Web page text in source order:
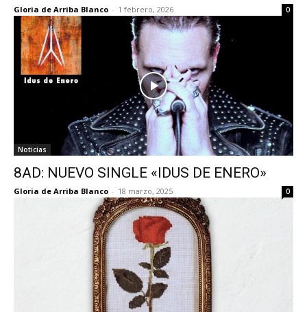
Gloria de Arriba Blanco - 1 febrero, 2026 0
Noticias
8AD: NUEVO SINGLE «IDUS DE ENERO»
Gloria de Arriba Blanco - 18 marzo, 2025 0